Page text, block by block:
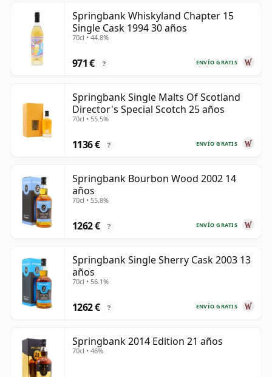
Springbank Whiskyland Chapter 15
Single Cask 1994 30 años
70cl • 44.8%
ENVÍO GRATIS
971 € ?
Springbank Single Malts Of Scotland
Director's Special Scotch 25 años
70cl • 55.5%
ENVÍO GRATIS
1136 € ?
Springbank Bourbon Wood 2002 14
años
70cl • 55.8%
ENVÍO GRATIS
1262 € ?
Springbank Single Sherry Cask 2003 13
años
70cl • 56.1%
ENVÍO GRATIS
1262 € ?
Springbank 2014 Edition 21 años
70cl • 46%